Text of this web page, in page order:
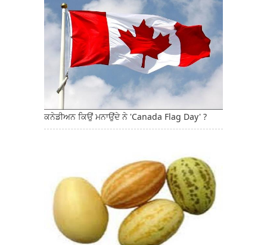
ਕਨੇਡੀਅਨ ਕਿਉਂ ਮਨਾਉਂਦੇ ਨੇ 'Canada Flag Day' ?